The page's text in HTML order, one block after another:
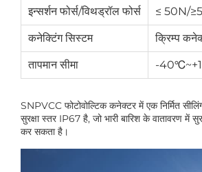
इन्सर्शन फोर्स/विथड्रॉल फोर्स ≤ 50N/
कनेक्टिंग सिस्टम क्रिम्प
तापमान सीमा -
SNPVCC फोटोवोल्टिक कनेक्टर में एक निर्मित
सुरक्षा स्तर IP67 है, जो भारी बारिश के वातावरण में
कर सकता है।